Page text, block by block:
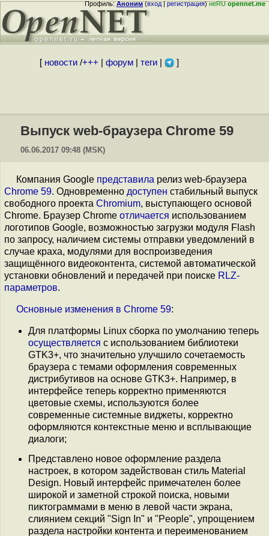
Профиль:Аноним(вход|регистрация)неRUopennet.me
[ новости/+++ форум| теги| ]
Выпуск web-браузера Chrome 59
06.06.2017 09:48 (MSK)
Компания Google представила релиз web-браузера
Chrome 59. Одновременно доступен стабильный выпуск
свободного проекта Chromium, выступающего основой
Chrome. Браузер Chrome отличается использованием
логотипов Google, возможностью загрузки модуля Flash
по запросу, наличием системы отправки уведомлений в
случае краха, модулями для воспроизведения
защищённого видеоконтента, системой автоматической
установки обновлений и передачей при поиске RLZ-
параметров.
Основные изменения в Chrome 59:
Для платформы Linux сборка по умолчанию теперь
осуществляется с использованием библиотеки
GTK3+, что значительно улучшило сочетаемость
браузера с темами оформления современных
дистрибутивов на основе GTK3+. Например, в
интерфейсе теперь корректно применяются
цветовые схемы, используются более
современные системные виджеты, корректно
оформляются контекстные меню и всплывающие
диалоги;
Представлено новое оформление раздела
настроек, в котором задействован стиль Material
Design. Новый интерфейс примечателен более
широкой и заметной строкой поиска, новыми
пиктограммами в меню в левой части экрана,
слиянием секций "Sign In" и "People", упрощением
раздела настройки контента и переименованием